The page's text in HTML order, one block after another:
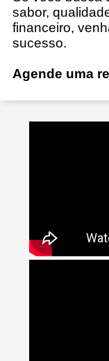
sabor,
financeiro,
sucesso.
Agende uma